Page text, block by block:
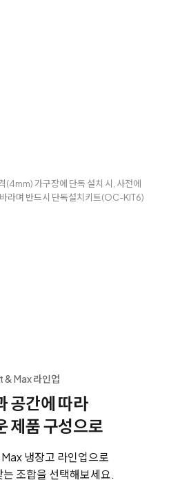
(4mm) 가구장에 단독 설치 시, 사전에
라며 반드시 단독설치키트(OC-KIT6)
& Max 라인업
공간에 따라
제품 구성으로
냉장고 라인업으로
는 조합을 선택해보세요.